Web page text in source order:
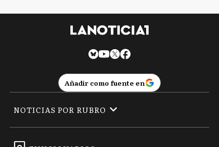
Añadir como fuente en
NOTICIAS POR RUBRO